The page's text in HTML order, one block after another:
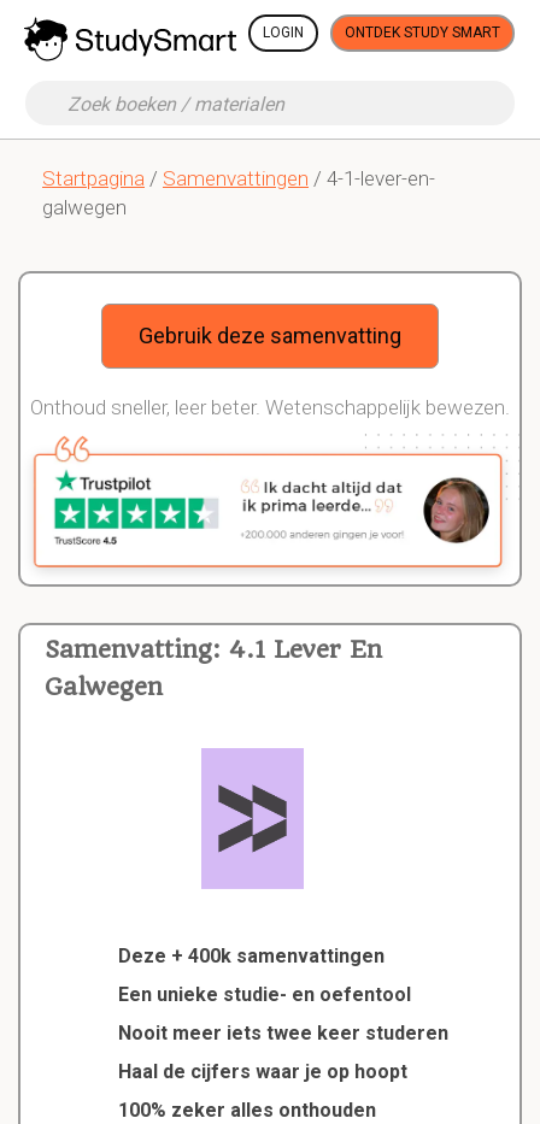
LOGIN ONTDEK STUDY SMART
Startpagina / Samenvattingen / 4-1-lever-en-
galwegen
Samenvatting: 4.1 Lever En
Galwegen
Deze + 400k samenvattingen
Een unieke studie- en oefentool
Nooit meer iets twee keer studeren
Haal de cijfers waar je op hoopt
100% zeker alles onthouden
Gebruik deze samenvatting
Onthoud sneller, leer beter. Wetenschappelijk bewezen.